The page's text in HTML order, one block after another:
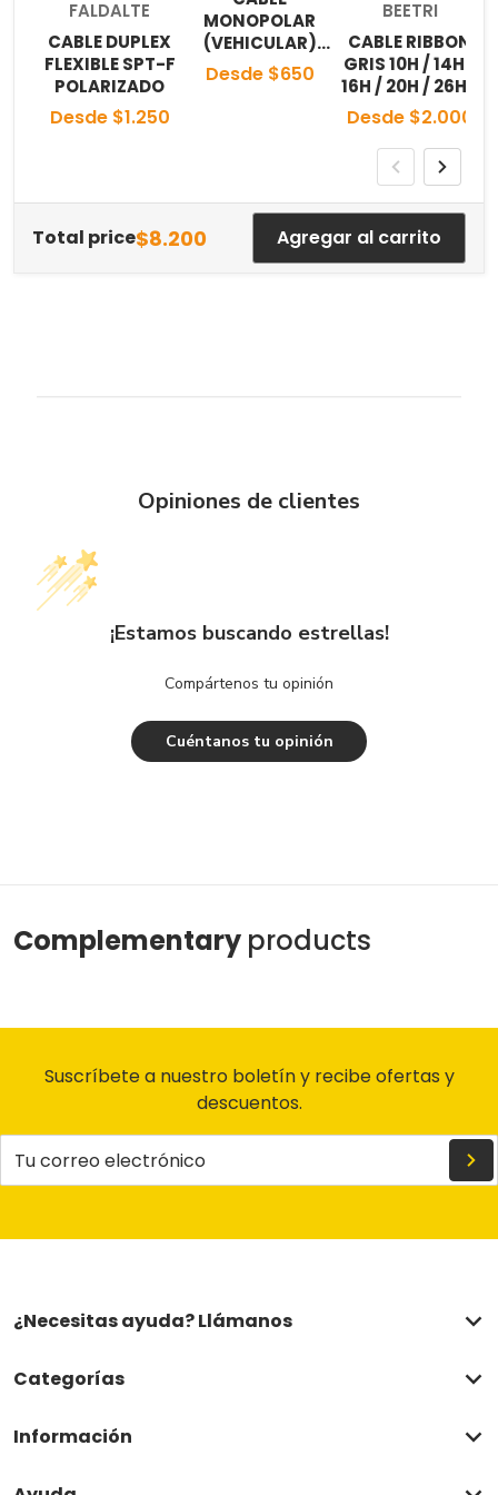
Proveedor:
FALDALTE
CABLE DUPLEX
FLEXIBLE SPT-F
POLARIZADO
Desde $1.250
MONOPOLAR
(VEHICULAR)
FLEXIBLE AWM
105°C
Desde $650
Proveedor:
BEETRI
CABLE RIBBON
GRIS 10H / 14H /
16H / 20H / 26H /
40H / 60H
Desde $2.000
Total price$8.200 Agregar al carrito
Opiniones de clientes
¡Estamos buscando estrellas!
Compártenos tu opinión
Cuéntanos tu opinión
Complementary products
Suscríbete a nuestro boletín y recibe ofertas y
descuentos.
Tu correo electrónico
¿Necesitas ayuda? Llámanos
Categorías
Información